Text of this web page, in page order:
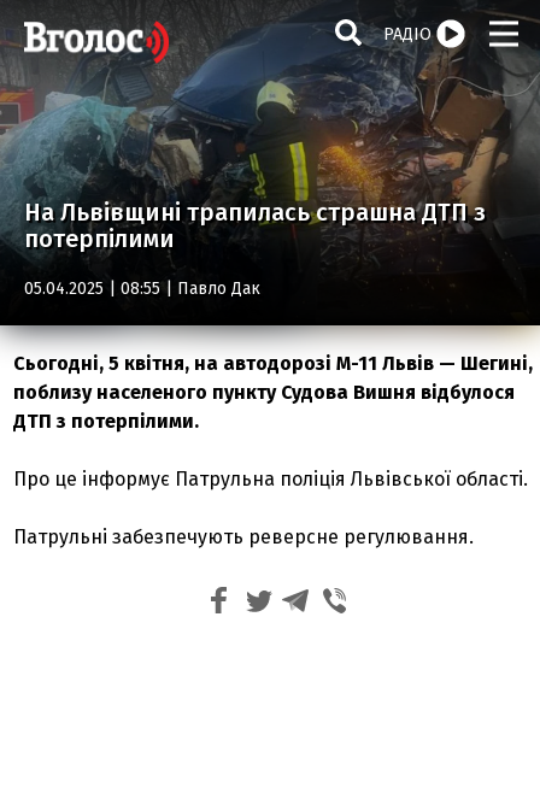
РАДІО
На Львівщині трапилась страшна ДТП з
потерпілими
05.04.2025 | 08:55 | Павло Дак
Сьогодні, 5 квітня, на автодорозі М-11 Львів — Шегині,
поблизу населеного пункту Судова Вишня відбулося
ДТП з потерпілими.
Про це інформує Патрульна поліція Львівської області.
Патрульні забезпечують реверсне регулювання.